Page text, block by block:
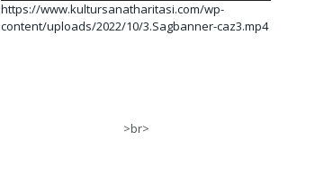
https://www.kultursanatharitasi.com/wp-
content/uploads/2022/10/3.Sagbanner-caz3.mp4
>br>